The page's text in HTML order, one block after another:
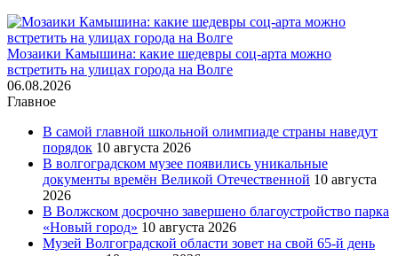
Мозаики Камышина: какие шедевры соц-арта можно
встретить на улицах города на Волге
06.08.2026
Главное
В самой главной школьной олимпиаде страны наведут
порядок 10 августа 2026
В волгоградском музее появились уникальные
документы времён Великой Отечественной 10 августа
2026
В Волжском досрочно завершено благоустройство парка
«Новый город» 10 августа 2026
Музей Волгоградской области зовет на свой 65-й день